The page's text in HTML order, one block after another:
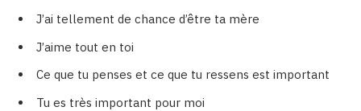
J’ai tellement de chance d’être ta mère
J’aime tout en toi
Ce que tu penses et ce que tu ressens est important
Tu es très important pour moi